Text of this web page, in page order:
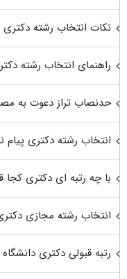
نکات انتخاب رشته دکتری
راهنمای انتخاب رشته
حدنصاب تراز دعوت به
انتخاب رشته دکتری پیام
با چه رتبه ای دکتری
انتخاب رشته مجازی
رتبه قبولی دکتری